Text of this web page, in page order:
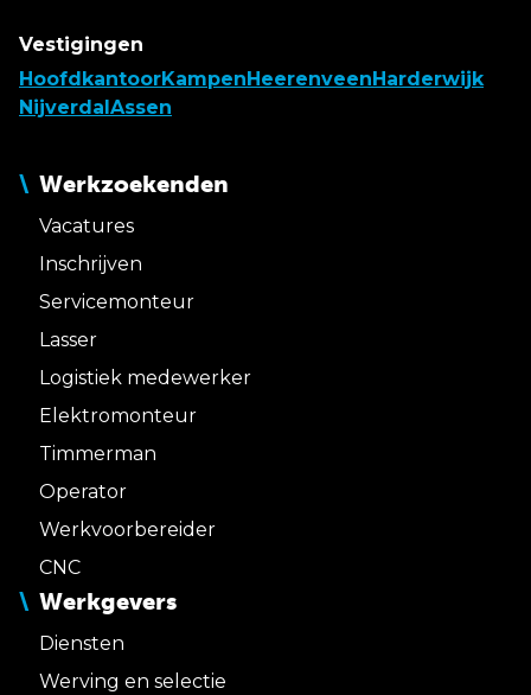
Vestigingen
HoofdkantoorKampen Heerenveen Harderwijk
Nijverdal Assen
Werkzoekenden
Vacatures
Inschrijven
Servicemonteur
Lasser
Logistiek medewerker
Elektromonteur
Timmerman
Operator
Werkvoorbereider
CNC
Werkgevers
Diensten
Werving en selectie